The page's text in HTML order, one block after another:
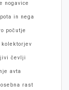
nogavice
in nega
počutje
čevlji
avta
osebna rast